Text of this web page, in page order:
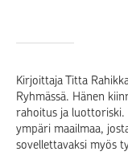
Kirjoittaja Titta
Ryhmässä. Hänen
rahoitus ja luottoriski.
ympäri maailmaa,
sovellettavaksi myös